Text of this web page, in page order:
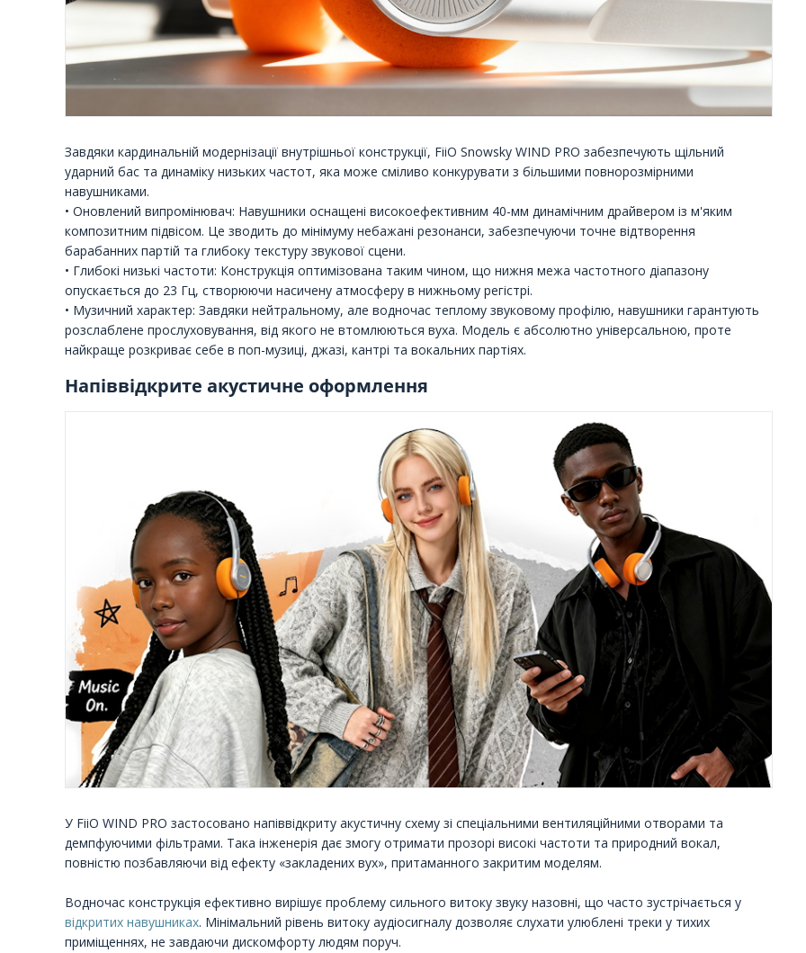
Завдяки кардинальній модернізації внутрішньої конструкції, FiiO Snowsky WIND PRO забезпечують щільний
ударний бас та динаміку низьких частот, яка може сміливо конкурувати з більшими повнорозмірними
навушниками.
• Оновлений випромінювач: Навушники оснащені високоефективним 40-мм динамічним драйвером із м'яким
композитним підвісом. Це зводить до мінімуму небажані резонанси, забезпечуючи точне відтворення
барабанних партій та глибоку текстуру звукової сцени.
• Глибокі низькі частоти: Конструкція оптимізована таким чином, що нижня межа частотного діапазону
опускається до 23 Гц, створюючи насичену атмосферу в нижньому регістрі.
• Музичний характер: Завдяки нейтральному, але водночас теплому звуковому профілю, навушники гарантують
розслаблене прослуховування, від якого не втомлюються вуха. Модель є абсолютно універсальною, проте
найкраще розкриває себе в поп-музиці, джазі, кантрі та вокальних партіях.
Напіввідкрите акустичне оформлення
У FiiO WIND PRO застосовано напіввідкриту акустичну схему зі спеціальними вентиляційними отворами та
демпфуючими фільтрами. Така інженерія дає змогу отримати прозорі високі частоти та природний вокал,
повністю позбавляючи від ефекту «закладених вух», притаманного закритим моделям.
Водночас конструкція ефективно вирішує проблему сильного витоку звуку назовні, що часто зустрічається у
відкритих навушниках. Мінімальний рівень витоку аудіосигналу дозволяє слухати улюблені треки у тихих
приміщеннях, не завдаючи дискомфорту людям поруч.